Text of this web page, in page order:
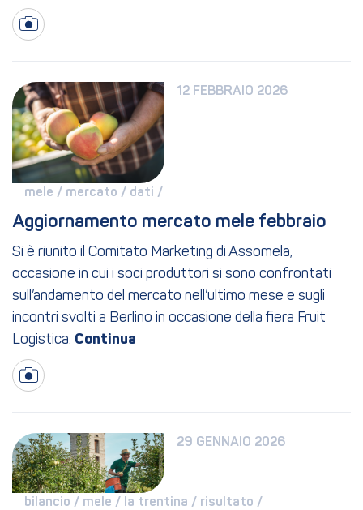
12 FEBBRAIO 2026
mele / mercato / dati /
Aggiornamento mercato mele febbraio
Si è riunito il Comitato Marketing di Assomela,
occasione in cui i soci produttori si sono confrontati
sull’andamento del mercato nell’ultimo mese e sugli
incontri svolti a Berlino in occasione della fiera Fruit
Logistica.
29 GENNAIO 2026
bilancio / mele / la trentina / risultato /